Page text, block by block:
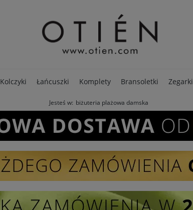
Kolczyki Łańcuszki Komplety Bransoletki Zegarki
PREMIUM Opakowania Pierścionki SALE - 80%
Jesteś w: biżuteria plażowa damska